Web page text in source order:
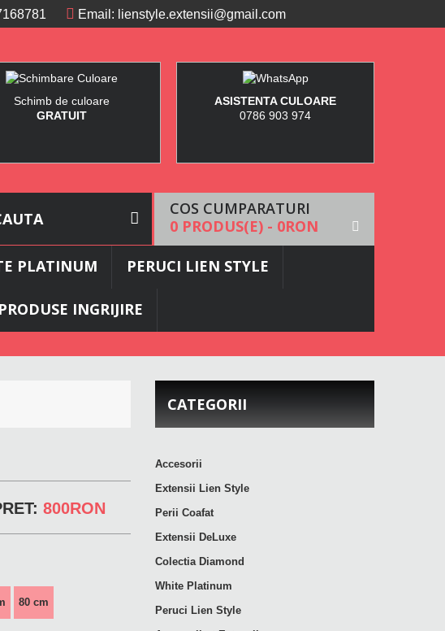
Email: lienstyle.extensii@gmail.com
Schimb de culoare
GRATUIT
ASISTENTA CULOARE
0786 903 974
COS CUMPARATURI
0 PRODUS(E) - 0RON
PLATINUM PERUCI LIEN STYLE
PRODUSE INGRIJIRE
800RON
80 cm
CATEGORII
Accesorii
Extensii Lien Style
Perii Coafat
Extensii DeLuxe
Colectia Diamond
White Platinum
Peruci Lien Style